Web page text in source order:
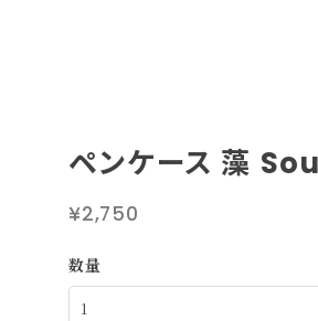
ペンケース 藻 Sou
¥2,750
数量